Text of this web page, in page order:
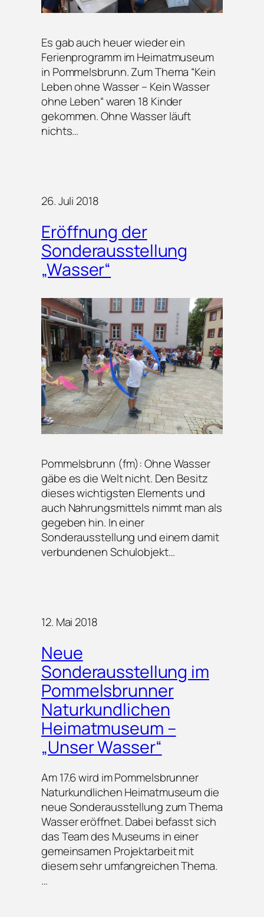
Es gab auch heuer wieder ein
Ferienprogramm im Heimatmuseum
in Pommelsbrunn. Zum Thema “Kein
Leben ohne Wasser – Kein Wasser
ohne Leben“ waren 18 Kinder
gekommen. Ohne Wasser läuft
nichts…
26. Juli 2018
Eröffnung der
Sonderausstellung
„Wasser“
Pommelsbrunn (fm): Ohne Wasser
gäbe es die Welt nicht. Den Besitz
dieses wichtigsten Elements und
auch Nahrungsmittels nimmt man als
gegeben hin. In einer
Sonderausstellung und einem damit
verbundenen Schulobjekt…
12. Mai 2018
Neue
Sonderausstellung im
Pommelsbrunner
Naturkundlichen
Heimatmuseum –
„Unser Wasser“
Am 17.6 wird im Pommelsbrunner
Naturkundlichen Heimatmuseum die
neue Sonderausstellung zum Thema
Wasser eröffnet. Dabei befasst sich
das Team des Museums in einer
gemeinsamen Projektarbeit mit
diesem sehr umfangreichen Thema.
…